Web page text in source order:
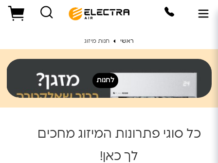
ראשי חנות מיזוג
לחנות
כל סוגי פתרונות המיזוג מחכים
לך כאן!